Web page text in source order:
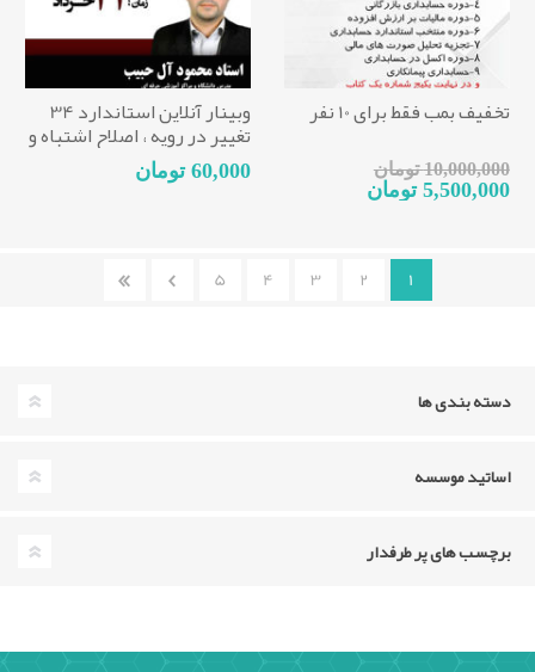
تخفيف بمب فقط برای 10 نفر
10,000,000 تومان
5,500,000 تومان
وبینار آنلاین استاندارد 34
تغییر در رویه ، اصلاح اشتباه و
تغییر در برآورد
60,000 تومان
1
2
3
4
5
دسته بندی ها
اساتید موسسه
برچسب های پر طرفدار